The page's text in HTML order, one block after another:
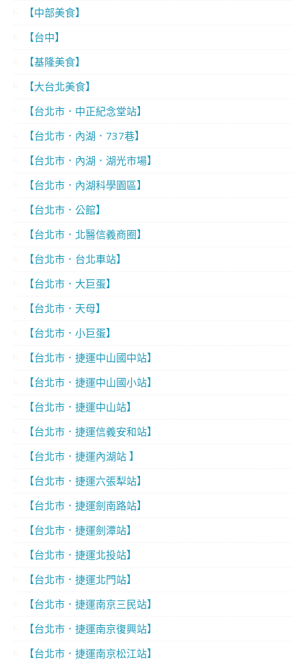
【中部美食】
【台中】
【基隆美食】
【大台北美食】
【台北市．中正紀念堂站】
【台北市．內湖．737巷】
【台北市．內湖．湖光市場】
【台北市．內湖科學園區】
【台北市．公館】
【台北市．北醫信義商圈】
【台北市．台北車站】
【台北市．大巨蛋】
【台北市．天母】
【台北市．小巨蛋】
【台北市．捷運中山國中站】
【台北市．捷運中山國小站】
【台北市．捷運中山站】
【台北市．捷運信義安和站】
【台北市．捷運內湖站 】
【台北市．捷運六張犁站】
【台北市．捷運劍南路站】
【台北市．捷運劍潭站】
【台北市．捷運北投站】
【台北市．捷運北門站】
【台北市．捷運南京三民站】
【台北市．捷運南京復興站】
【台北市．捷運南京松江站】